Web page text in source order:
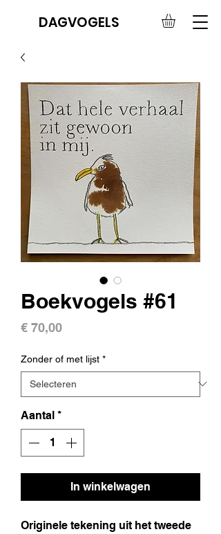
DAGVOGELS
Boekvogels #61
€ 70,00Prijs
Zonder of met lijst *
Aantal *
In winkelwagen
Originele tekening uit het tweede